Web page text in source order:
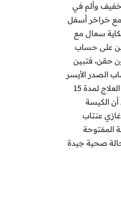
حروري خفيف وألم في
مع خراخر أسفل
سعال مع
على حساب
الصدر بدون حقن، فتبين
الصدر الأيسر
إحداهما مفتوحة باتجاه القصبة الرئيسية، وهنا تم العلاج بمضادات الطفيليات والصادات الحيوية ومسكنات الألم لمدة شهر كامل ثم استراحة عن العلاج لمدة 15
الكيسة
إلى مشفى (25 كانون الأول) في ولاية غازي عنتاب
المفتوحة
صحية جيدة